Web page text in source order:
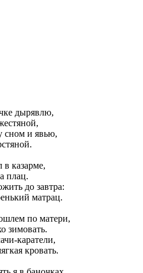
дырявлю,
сном и явью,
казарме,
плац.
до завтра:
матрац.
по матери,
зимовать.
каратели,
кровать.